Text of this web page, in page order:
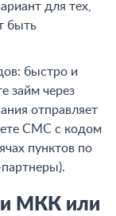
для тех,
быть
быстро и
займ через
отправляет
СМС с кодом
пунктов по
МКК или